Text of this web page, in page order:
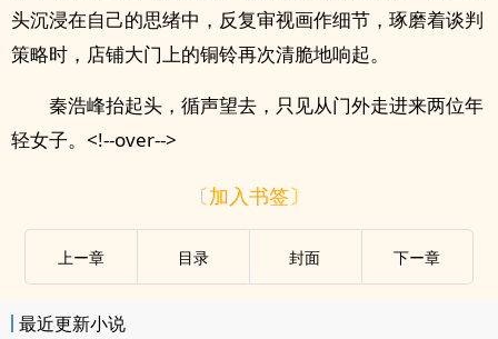
头沉浸在自己的思绪中，反复审视画作细节，琢磨着谈判
策略时，店铺大门上的铜铃再次清脆地响起。
秦浩峰抬起头，循声望去，只见从门外走进来两位年
轻女子。<!--over-->
〔加入书签〕
上ー章 目录 封面 下ー章
最近更新小说